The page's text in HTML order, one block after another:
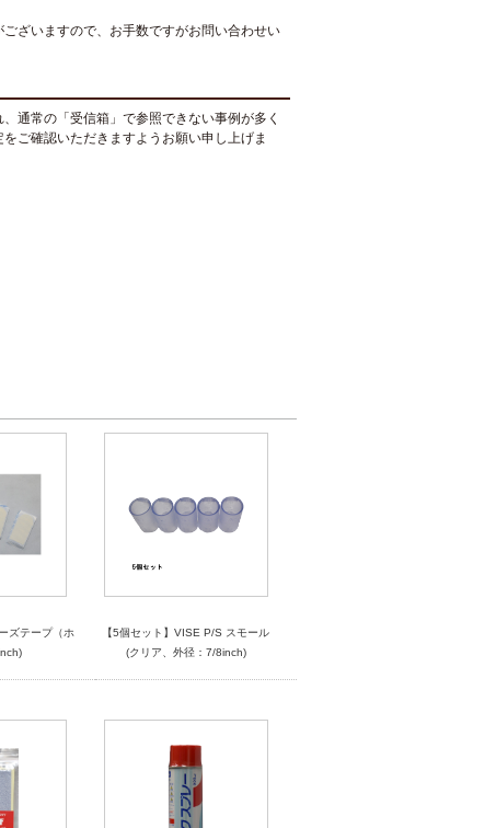
ざいますので、お手数ですがお問い合わせい
通常の「受信箱」で参照できない事例が多く
ご確認いただきますようお願い申し上げま
ズテープ（ホ
【5個セット】VISE P/S スモール
(クリア、外径：7/8inch)